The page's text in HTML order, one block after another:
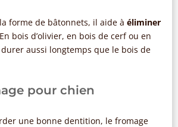
forme de bâtonnets, il aide à éliminer
bois d’olivier, en bois de cerf ou en
aussi longtemps que le bois de
pour chien
une bonne dentition, le fromage